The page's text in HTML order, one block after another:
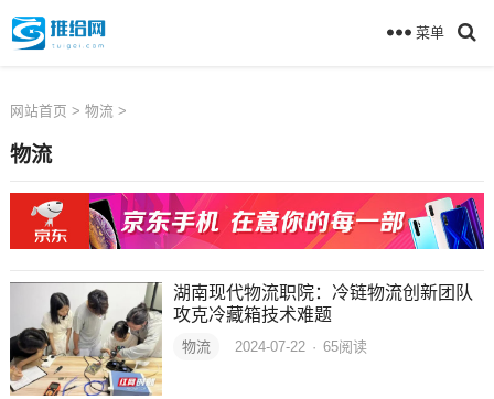
菜单
网站首页 > 物流 >
物流
湖南现代物流职院：冷链物流创新团队
攻克冷藏箱技术难题
物流 2024-07-22 · 65阅读